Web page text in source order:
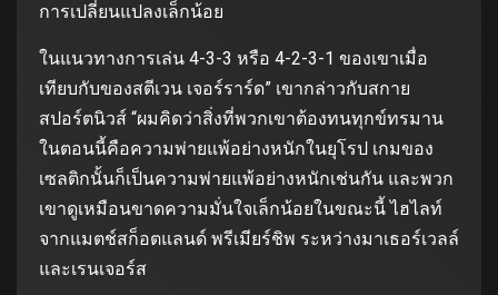
การเปลี่ยนแปลงเล็กน้อย
ในแนวทางการเล่น 4-3-3 หรือ 4-2-3-1 ของเขาเมื่อ
เทียบกับของสตีเวน เจอร์ราร์ด” เขากล่าวกับสกาย
สปอร์ตนิวส์ “ผมคิดว่าสิ่งที่พวกเขาต้องทนทุกข์ทรมาน
ในตอนนี้คือความพ่ายแพ้อย่างหนักในยุโรป เกมของ
เซลติกนั้นก็เป็นความพ่ายแพ้อย่างหนักเช่นกัน และพวก
เขาดูเหมือนขาดความมั่นใจเล็กน้อยในขณะนี้ ไฮไลท์
จากแมตช์สก็อตแลนด์ พรีเมียร์ชิพ ระหว่างมาเธอร์เวลล์
และเรนเจอร์ส